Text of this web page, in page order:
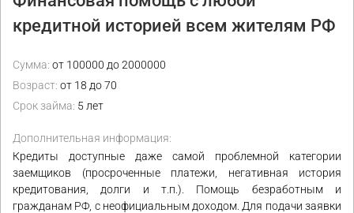
кредитной историей всем жителям РФ
Сумма: от 100000 до 2000000
Возраст: от 18 до 70
Срок займа: 5 лет
Дополнительная информация:
Кредиты доступные даже самой проблемной категории
заемщиков (просроченные платежи, негативная история
кредитования, долги и т.п.). Помощь безработным и
гражданам РФ, с неофициальным доходом. Для подачи заявки